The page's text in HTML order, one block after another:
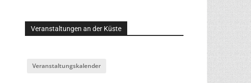
Veranstaltungen an der Küste
Veranstaltungskalender